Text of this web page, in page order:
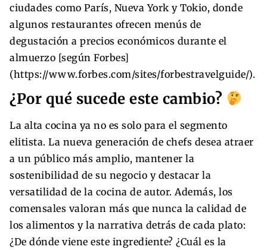
ciudades como París, Nueva York y Tokio, donde
algunos restaurantes ofrecen menús de
degustación a precios económicos durante el
almuerzo [según Forbes]
(https://www.forbes.com/sites/forbestravelguide/).
¿Por qué sucede este cambio?
La alta cocina ya no es solo para el segmento
elitista. La nueva generación de chefs desea atraer
a un público más amplio, mantener la
sostenibilidad de su negocio y destacar la
versatilidad de la cocina de autor. Además, los
comensales valoran más que nunca la calidad de
los alimentos y la narrativa detrás de cada plato:
¿De dónde viene este ingrediente? ¿Cuál es la